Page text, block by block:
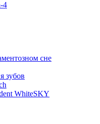
сне
зубов
WhiteSKY